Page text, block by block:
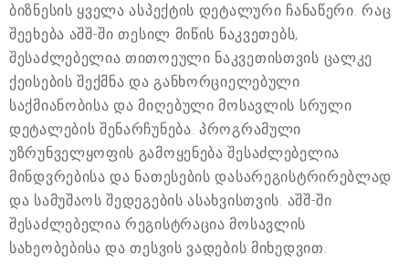
ბიზნესის ყველა ასპექტის დეტალური ჩანაწერი. რაც
შეეხება აშშ-ში თესილ მიწის ნაკვეთებს,
შესაძლებელია თითოეული ნაკვეთისთვის ცალკე
ქეისების შექმნა და განხორციელებული
საქმიანობისა და მიღებული მოსავლის სრული
დეტალების შენარჩუნება. პროგრამული
უზრუნველყოფის გამოყენება შესაძლებელია
მინდვრებისა და ნათესების დასარეგისტრირებლად
და სამუშაოს შედეგების ასახვისთვის. აშშ-ში
შესაძლებელია რეგისტრაცია მოსავლის
სახეობებისა და თესვის ვადების მიხედვით.